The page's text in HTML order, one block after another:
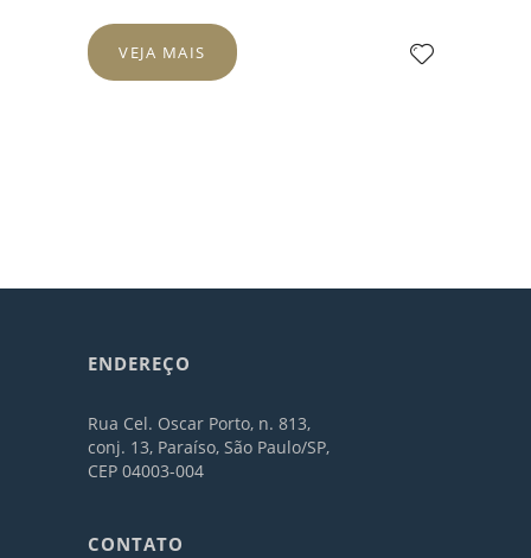
VEJA MAIS
ENDEREÇO
Rua Cel. Oscar Porto, n. 813,
conj. 13, Paraíso, São Paulo/SP,
CEP 04003-004
CONTATO